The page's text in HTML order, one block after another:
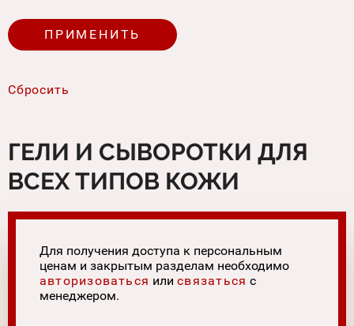
ГЕЛИ И СЫВОРОТКИ ДЛЯ
ВСЕХ ТИПОВ КОЖИ
Для получения доступа к персональным
ценам и закрытым разделам необходимо
авторизоваться илисвязаться с
менеджером.